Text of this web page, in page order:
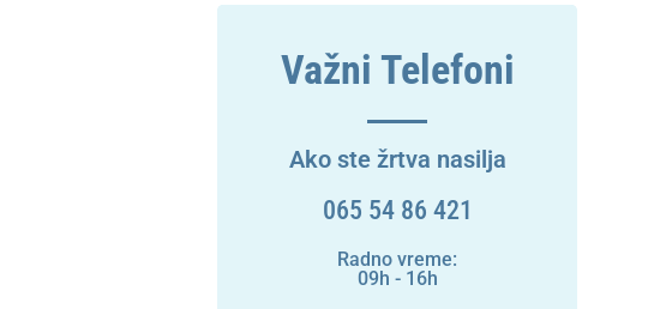
Važni Telefoni
Ako ste žrtva nasilja
065 54 86 421
Radno vreme:
09h - 16h